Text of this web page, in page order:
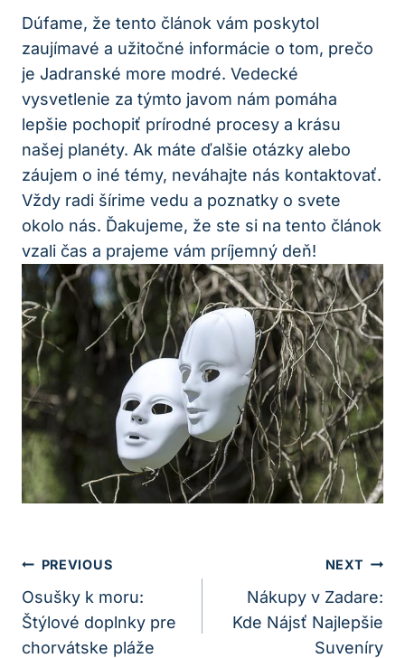
Dúfame, že tento článok vám poskytol
zaujímavé a užitočné informácie o tom, prečo
je Jadranské more modré. Vedecké
vysvetlenie za týmto javom nám pomáha
lepšie pochopiť prírodné procesy a krásu
našej planéty. Ak máte ďalšie otázky alebo
záujem o iné témy, neváhajte nás kontaktovať.
Vždy radi šírime vedu a poznatky o svete
okolo nás. Ďakujeme, že ste si na tento článok
vzali čas a prajeme vám príjemný deň!
Navigácia
V
Článku
PREVIOUS
Osušky k moru:
Štýlové doplnky pre
chorvátske pláže
NEXT
Nákupy v Zadare:
Kde Nájsť Najlepšie
Suveníry